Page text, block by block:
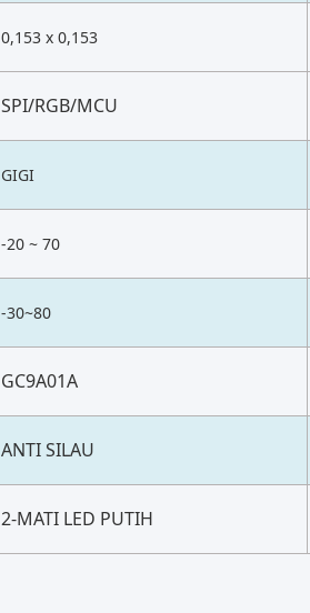
0,153 x 0,153
SPI/RGB/MCU
GIGI
-20 ~ 70
-30~80
GC9A01A
ANTI SILAU
2-MATI LED PUTIH